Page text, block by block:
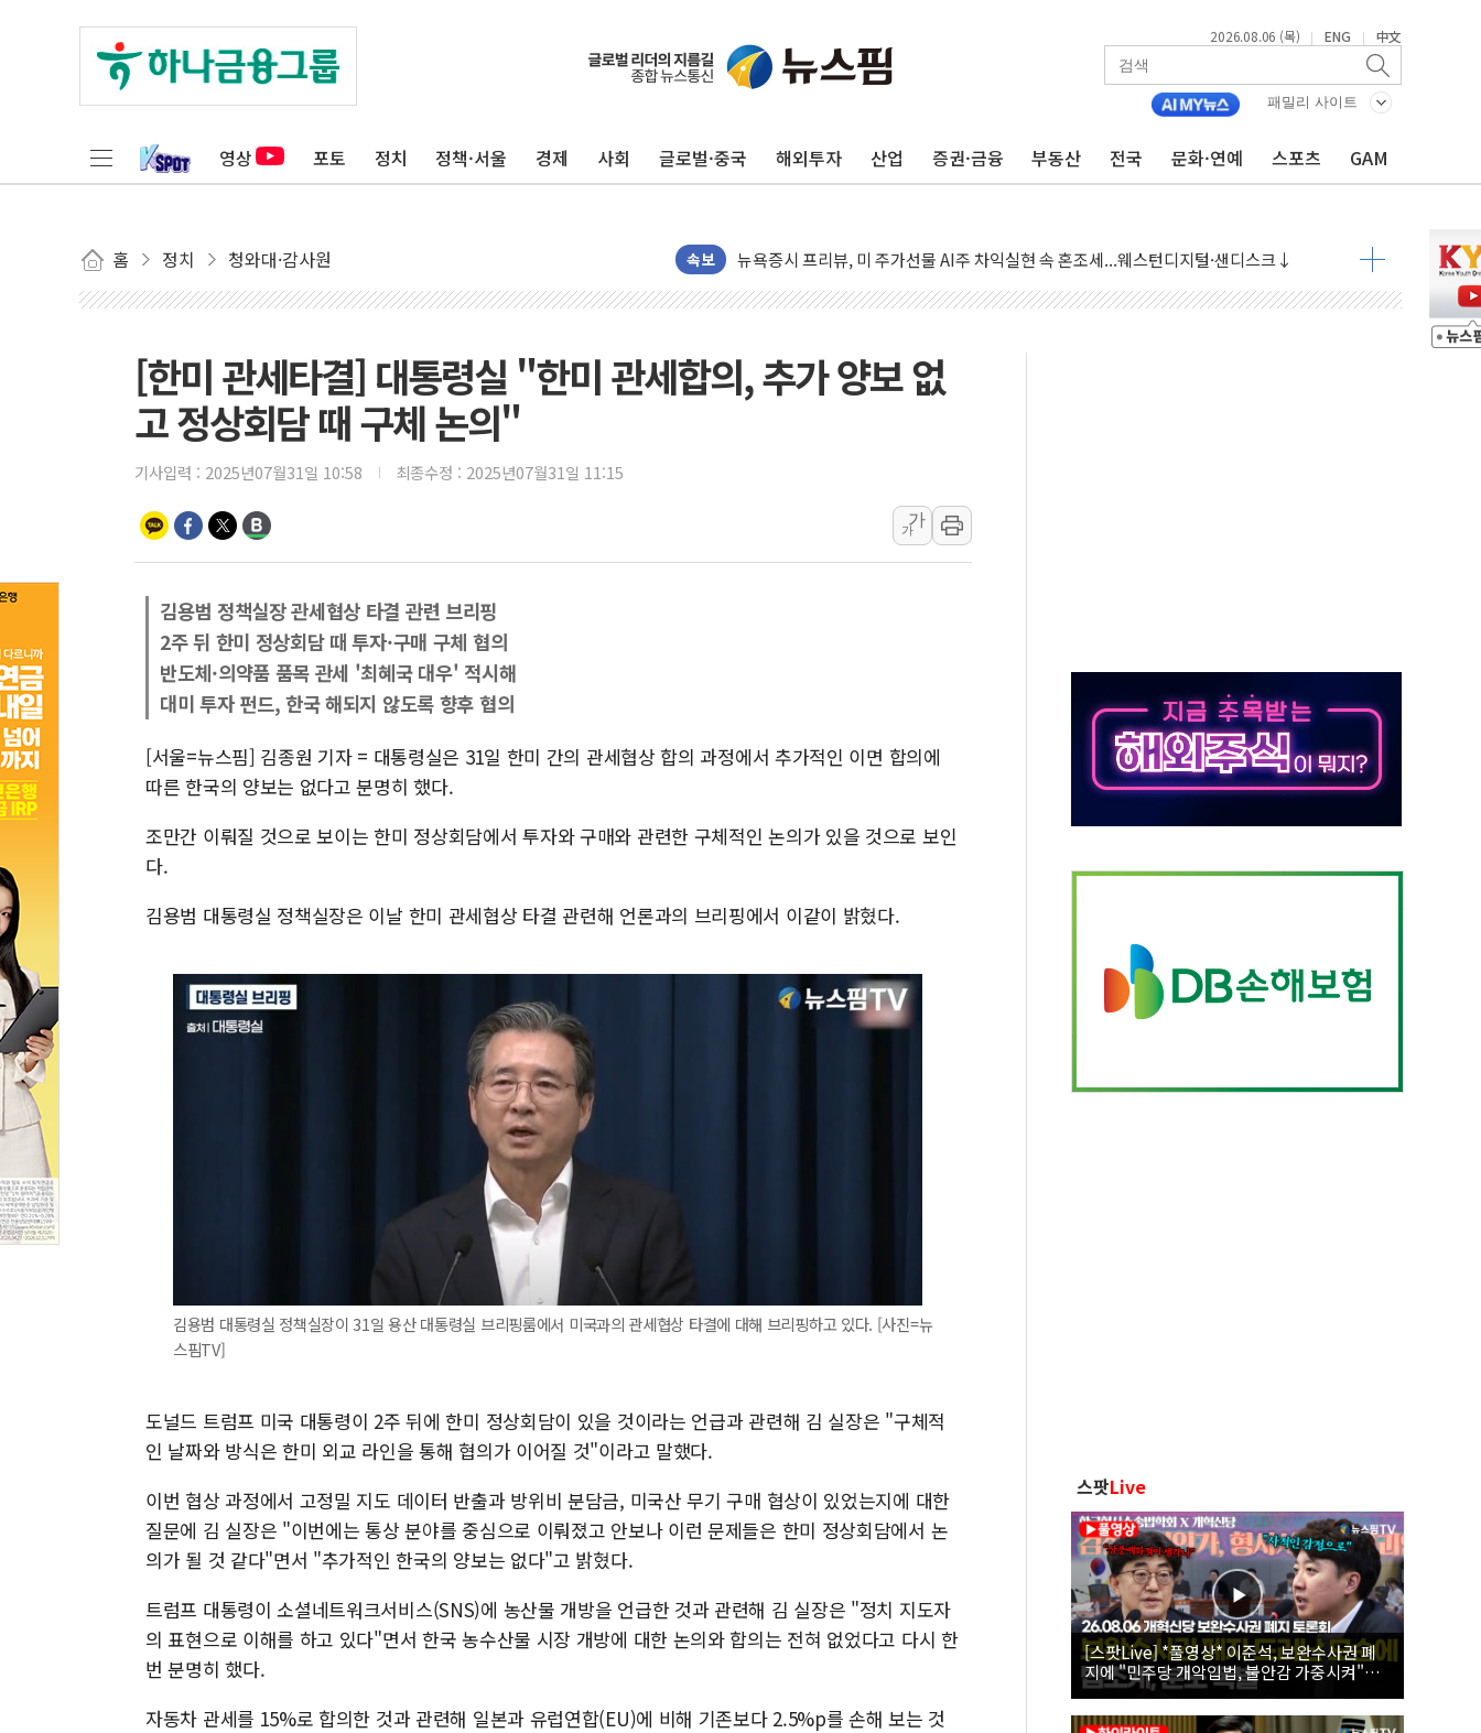
2026.08.06 (목) | ENG | 中文
패밀리 사이트
영상 포토 정치 정책·서울 경제 사회 글로벌·중국 해외투자 산업 증권·금융 부동산 전국 문화·연예 스포츠 GAM
홈 정치 청와대·감사원 속보
뉴욕증시 개장 전 특징주...모더나·아이온큐·도어대시↑ VS 샌디스크·피그마·앱러빈↓
뉴욕증시 프리뷰, 미 주가선물 AI주 차익실현 속 혼조세...웨스턴디지털·샌디스크↓
청와대, 북한 단거리 탄도미사일 발사에 긴급 안보 점검회의
[인도증시] 중동 긴장 완화에 실적 호조까지, 상승...호실적 보고 기업 상승세 뚜렷
러, 1인칭시점 드론으로 우크라 민간인 '사파리' 공격… 시민들 공포감 극대화 전략
김정관 산업부 장관 "주 52시간 손봐야, 경쟁상대 中과 비교해야"
해군 1함대 창설 80주년…지역과 함께하는 '선봉'의 대민 봉사
구미 폐염산처리업체서 불 2시간30여분만에 진화...외국인 노동자 숨져
해군과 함께하는 '불금전파, 송정' 시즌2
강원도 폭염특보 11일째…온열질환·가축 피해 최소화 '총력 대응'
[한미 관세타결] 대통령실 "한미 관세합의, 추가 양보 없
고 정상회담 때 구체 논의"
기사입력 : 2025년07월31일 10:58 최종수정 : 2025년07월31일 11:15
가
가
김용범 정책실장 관세협상 타결 관련 브리핑
2주 뒤 한미 정상회담 때 투자·구매 구체 협의
반도체·의약품 품목 관세 '최혜국 대우' 적시해
대미 투자 펀드, 한국 해되지 않도록 향후 협의
[서울=뉴스핌] 김종원 기자 = 대통령실은 31일 한미 간의 관세협상 합의 과정에서 추가적인 이면 합의에
따른 한국의 양보는 없다고 분명히 했다.
조만간 이뤄질 것으로 보이는 한미 정상회담에서 투자와 구매와 관련한 구체적인 논의가 있을 것으로 보인
다.
김용범 대통령실 정책실장은 이날 한미 관세협상 타결 관련해 언론과의 브리핑에서 이같이 밝혔다.
김용범 대통령실 정책실장이 31일 용산 대통령실 브리핑룸에서 미국과의 관세협상 타결에 대해 브리핑하고 있다. [사진=뉴
스핌TV]
도널드 트럼프 미국 대통령이 2주 뒤에 한미 정상회담이 있을 것이라는 언급과 관련해 김 실장은 "구체적
인 날짜와 방식은 한미 외교 라인을 통해 협의가 이어질 것"이라고 말했다.
이번 협상 과정에서 고정밀 지도 데이터 반출과 방위비 분담금, 미국산 무기 구매 협상이 있었는지에 대한
질문에 김 실장은 "이번에는 통상 분야를 중심으로 이뤄졌고 안보나 이런 문제들은 한미 정상회담에서 논
의가 될 것 같다"면서 "추가적인 한국의 양보는 없다"고 밝혔다.
트럼프 대통령이 소셜네트워크서비스(SNS)에 농산물 개방을 언급한 것과 관련해 김 실장은 "정치 지도자
의 표현으로 이해를 하고 있다"면서 한국 농수산물 시장 개방에 대한 논의와 합의는 전혀 없었다고 다시 한
번 분명히 했다.
자동차 관세를 15%로 합의한 것과 관련해 일본과 유럽연합(EU)에 비해 기존보다 2.5%p를 손해 보는 것
스팟Live
[스팟Live] *풀영상* 이준석, 보완수사권 폐
지에 "민주당 개악입법, 불안감 가중시켜"｜
26.08.06 개혁신당 보완수사권 폐지 토론회